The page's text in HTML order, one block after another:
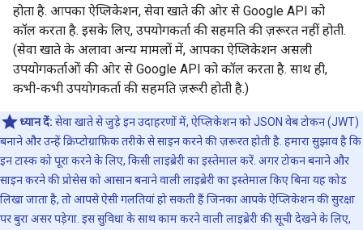
होता है. आपका ऐप्लिकेशन, सेवा खाते की ओर से Google API को
कॉल करता है. इसके लिए, उपयोगकर्ता की सहमति की ज़रूरत नहीं होती.
(सेवा खाते के अलावा अन्य मामलों में, आपका ऐप्लिकेशन असली
उपयोगकर्ताओं की ओर से Google API को कॉल करता है. साथ ही,
कभी-कभी उपयोगकर्ता की सहमति ज़रूरी होती है.)
ध्यान दें: सेवा खाते से जुड़े इन उदाहरणों में, ऐप्लिकेशन को JSON वेब टोकन (JWT)
बनाने और उन्हें क्रिप्टोग्राफ़िक तरीके से साइन करने की ज़रूरत होती है. हमारा सुझाव है कि
इन टास्क को पूरा करने के लिए, किसी लाइब्रेरी का इस्तेमाल करें. अगर टोकन बनाने और
साइन करने की प्रोसेस को आसान बनाने वाली लाइब्रेरी का इस्तेमाल किए बिना यह कोड
लिखा जाता है, तो आपसे ऐसी गलतियां हो सकती हैं जिनका आपके ऐप्लिकेशन की सुरक्षा
पर बुरा असर पड़ेगा. इस सुविधा के साथ काम करने वाली लाइब्रेरी की सूची देखने के लिए,